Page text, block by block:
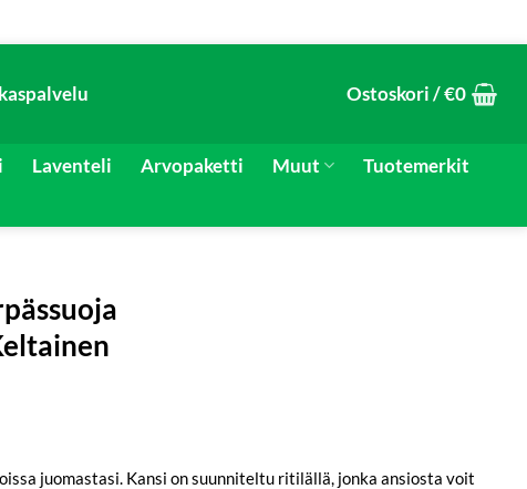
Ostoskori /€0
Laventeli Arvopaketti Muut
Tuotemerkit
juomastasi. Kansi on suunniteltu ritilällä, jonka ansiosta voit